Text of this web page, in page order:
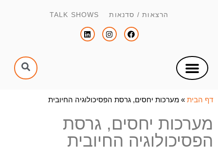
הרצאות / סדנאות TALK SHOWS
דף הבית » מערכות יחסים, גרסת הפסיכולוגיה החיובית
מערכות יחסים, גרסת
הפסיכולוגיה החיובית